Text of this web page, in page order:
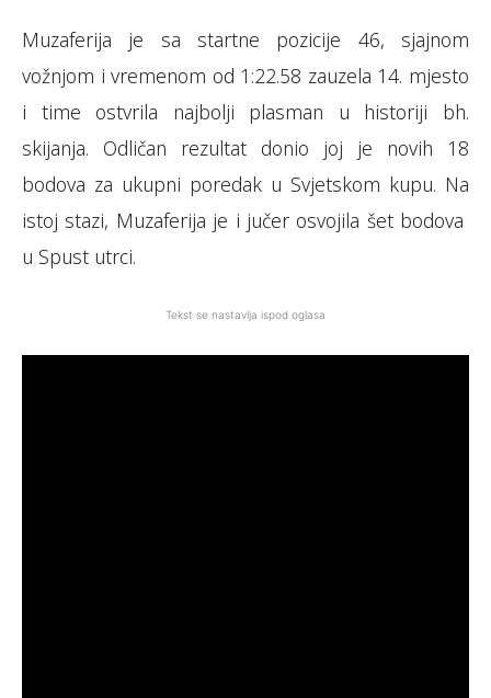
Muzaferija je sa startne pozicije 46, sjajnom
vožnjom i vremenom od 1:22.58 zauzela 14. mjesto
i time ostvrila najbolji plasman u historiji bh.
skijanja. Odličan rezultat donio joj je novih 18
bodova za ukupni poredak u Svjetskom kupu. Na
istoj stazi, Muzaferija je i jučer osvojila šet bodova
u Spust utrci.
Tekst se nastavlja ispod oglasa